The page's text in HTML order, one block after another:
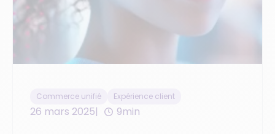
Commerce unifié Expérience client
26 mars 2025 9min